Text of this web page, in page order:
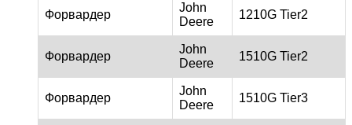
Форвардер
John
Deere
1210G Tier2
Форвардер
John
Deere
1510G Tier2
Форвардер
John
Deere
1510G Tier3